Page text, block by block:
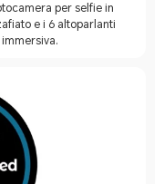
per selfie in
e i 6 altoparlanti